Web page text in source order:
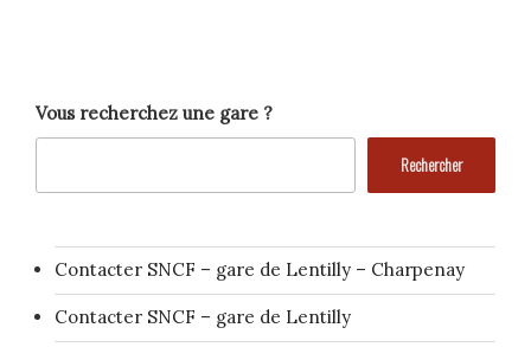
Vous recherchez une gare ?
Rechercher
Contacter SNCF – gare de Lentilly – Charpenay
Contacter SNCF – gare de Lentilly